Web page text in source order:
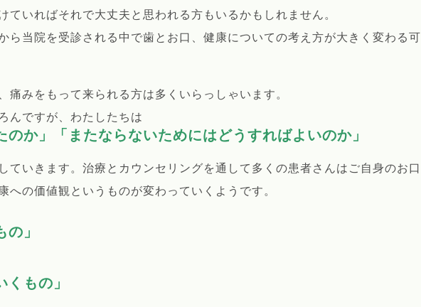
ていればそれで大丈夫と思われる方もいるかもしれません。
ら当院を受診される中で歯とお口、健康についての考え方が大きく変わる可
痛みをもって来られる方は多くいらっしゃいます。
んですが、わたしたちは
のか」「またならないためにはどうすればよいのか」
ていきます。治療とカウンセリングを通して多くの患者さんはご自身のお口
への価値観というものが変わっていくようです。
」
もの」